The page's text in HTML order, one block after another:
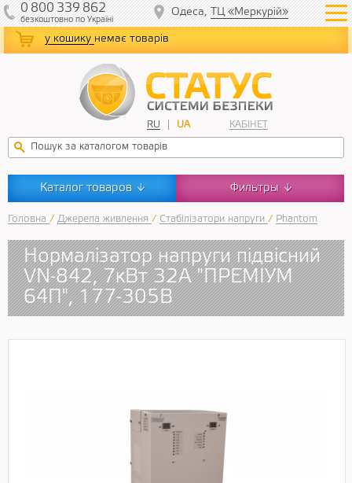
у кошику немає товарів
RU UA КАБІНЕТ
0 800 339 862
безкоштовнопо Україні
Одеса, ТЦ «Меркурій»
Каталог товаров ↓ Фильтры ↓
Головна / Джерела живлення / Стабілізатори напруги / Phantom
Нормалізатор напруги підвісний
VN-842, 7кВт 32А "ПРЕМІУМ
64П", 177-305В